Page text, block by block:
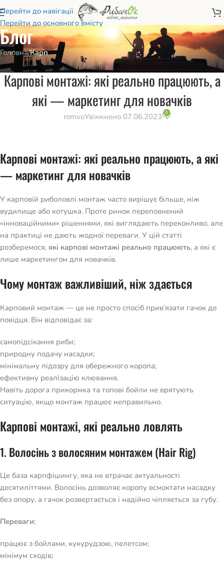
Перейти до навігації
Перейти до основного вмісту
Блог
Головна/Карп
КАРП,КАРПФІШИНГ
Карпові монтажі: які реально працюють, а
які — маркетинг для новачків
romvoУвімкнено 07.06.2023 0
Карпові монтажі: які реально працюють, а які
— маркетинг для новачків
У карповій риболовлі монтаж часто вирішує більше, ніж
вудилище або котушка. Проте ринок переповнений
«інноваційними» рішеннями, які виглядають переконливо, але
на практиці не дають жодної переваги. У цій статті
розберемося, які карпові монтажі реально працюють, а які є
лише маркетингом для новачків.
Чому монтаж важливіший, ніж здається
Карповий монтаж — це не просто спосіб прив’язати гачок до
повідця. Він відповідає за:
самопідсікання риби;
природну подачу насадки;
мінімальну підозру для обережного коропа;
ефективну реалізацію клювання.
Навіть дорога прикормка та топові бойли не врятують
ситуацію, якщо монтаж працює неправильно.
Карпові монтажі, які реально ловлять
1. Волосінь з волосяним монтажем (Hair Rig)
Це база карпфішингу, яка не втрачає актуальності
десятиліттями. Волосінь дозволяє коропу всмоктати насадку
без опору, а гачок розвертається і надійно чіпляється за губу.
Переваги:
працює з бойлами, кукурудзою, пелетсом;
мінімум сходів;